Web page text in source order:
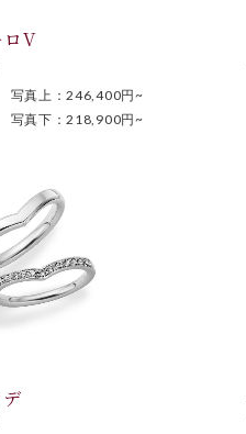
ロV
写真上：246,400円~
写真下：218,900円~